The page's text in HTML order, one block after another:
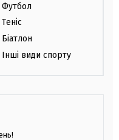
Футбол
Теніс
Біатлон
Інші види спорту